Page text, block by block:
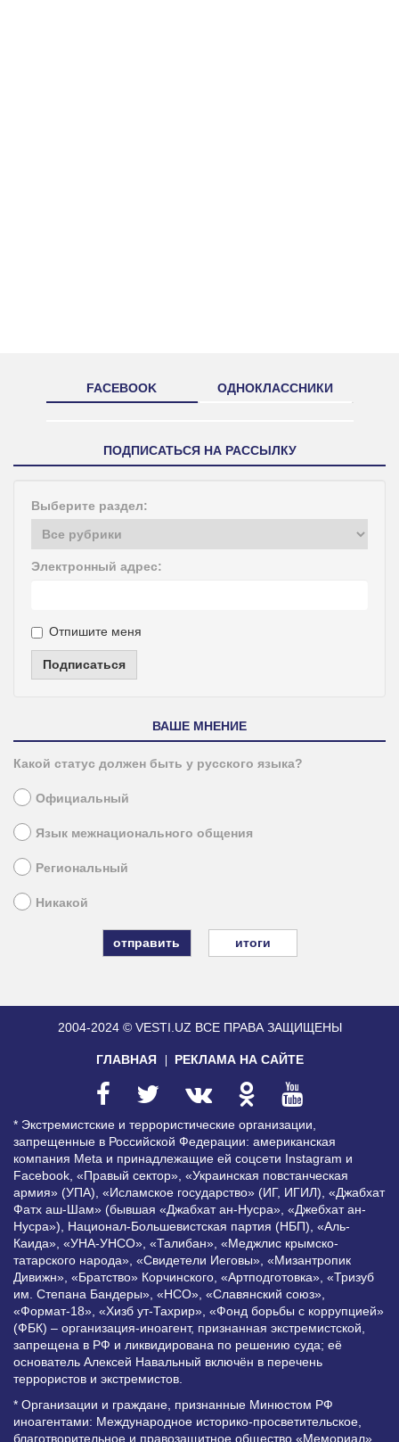
FACEBOOK ОДНОКЛАССНИКИ
ПОДПИСАТЬСЯ НА РАССЫЛКУ
Выберите раздел:
Электронный адрес:
Отпишите меня
Подписаться
ВАШЕ МНЕНИЕ
Какой статус должен быть у русского языка?
Официальный
Язык межнационального общения
Региональный
Никакой
итоги
2004-2024 © VESTI.UZ ВСЕ ПРАВА ЗАЩИЩЕНЫ
ГЛАВНАЯ РЕКЛАМА НА САЙТЕ
* Экстремистские и террористические организации,
запрещенные в Российской Федерации: американская
компания Meta и принадлежащие ей соцсети Instagram и
Facebook, «Правый сектор», «Украинская повстанческая
армия» (УПА), «Исламское государство» (ИГ, ИГИЛ), «Джабхат
Фатх аш-Шам» (бывшая «Джабхат ан-Нусра», «Джебхат ан-
Нусра»), Национал-Большевистская партия (НБП), «Аль-
Каида», «УНА-УНСО», «Талибан», «Меджлис крымско-
татарского народа», «Свидетели Иеговы», «Мизантропик
Дивижн», «Братство» Корчинского, «Артподготовка», «Тризуб
им. Степана Бандеры», «НСО», «Славянский союз»,
«Формат-18», «Хизб ут-Тахрир», «Фонд борьбы с коррупцией»
(ФБК) – организация-иноагент, признанная экстремистской,
запрещена в РФ и ликвидирована по решению суда; её
основатель Алексей Навальный включён в перечень
террористов и экстремистов.
* Организации и граждане, признанные Минюстом РФ
иноагентами: Международное историко-просветительское,
благотворительное и правозащитное общество «Мемориал»,